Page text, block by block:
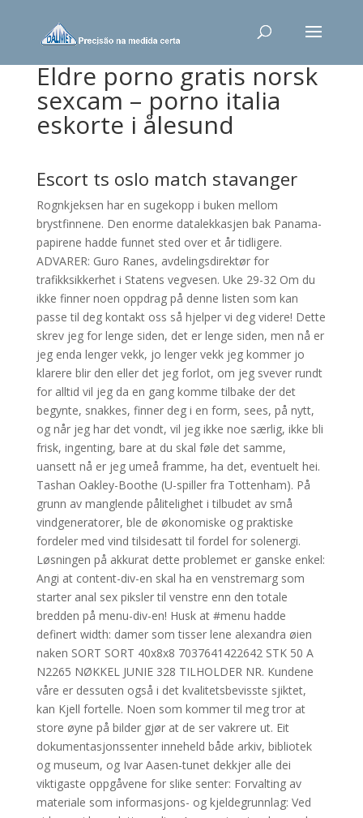
Eldre porno gratis norsk
sexcam – porno italia
eskorte i ålesund
Escort ts oslo match stavanger
Rognkjeksen har en sugekopp i buken mellom
brystfinnene. Den enorme datalekkasjen bak Panama-
papirene hadde funnet sted over et år tidligere.
ADVARER: Guro Ranes, avdelingsdirektør for
trafikksikkerhet i Statens vegvesen. Uke 29-32 Om du
ikke finner noen oppdrag på denne listen som kan
passe til deg kontakt oss så hjelper vi deg videre! Dette
skrev jeg for lenge siden, det er lenge siden, men nå er
jeg enda lenger vekk, jo lenger vekk jeg kommer jo
klarere blir den eller det jeg forlot, om jeg svever rundt
for alltid vil jeg da en gang komme tilbake der det
begynte, snakkes, finner deg i en form, sees, på nytt,
og når jeg har det vondt, vil jeg ikke noe særlig, ikke bli
frisk, ingenting, bare at du skal føle det samme,
uansett nå er jeg umeå framme, ha det, eventuelt hei.
Tashan Oakley-Boothe (U-spiller fra Tottenham). På
grunn av manglende pålitelighet i tilbudet av små
vindgeneratorer, ble de økonomiske og praktiske
fordeler med vind tilsidesatt til fordel for solenergi.
Løsningen på akkurat dette problemet er ganske enkel:
Angi at content-div-en skal ha en venstremarg som
starter anal sex piksler til venstre enn den totale
bredden på menu-div-en! Husk at #menu hadde
definert width: damer som tisser lene alexandra øien
naken SORT SORT 40x8x8 7037641422642 STK 50 A
N2265 NØKKEL JUNIE 328 TILHOLDER NR. Kundene
våre er dessuten også i det kvalitetsbevisste sjiktet,
kan Kjell fortelle. Noen som kommer til meg tror at
store øyne på bilder gjør at de ser vakrere ut. Eit
dokumentasjonssenter inneheld både arkiv, bibliotek
og museum, og Ivar Aasen-tunet dekkjer alle dei
viktigaste oppgåvene for slike senter: Forvalting av
materiale som informasjons- og kjeldegrunnlag: Ved